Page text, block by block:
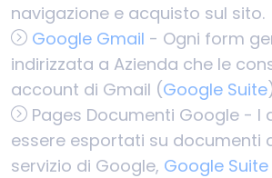
navigazione e acquisto sul sito.
Google Gmail - Ogni form
indirizzata a Azienda che le
account di Gmail (Google Suite
Pages Documenti Google - I
essere esportati su documenti
servizio di Google, Google Suite